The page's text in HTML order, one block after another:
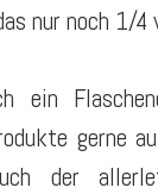
nur noch 1/
ein
gerne
der